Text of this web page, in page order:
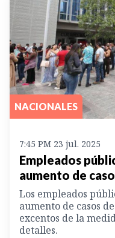
NACIONALES
7:45 PM 23 jul. 2025
Empleados
aumento de
Los empleados
aumento de casos
excentos de la
detalles.